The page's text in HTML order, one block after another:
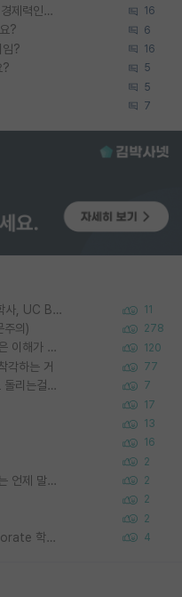
박사진학하기에 2억은 괜찮은 (?) 정도의 경제력인가요 16
? 6
임? 16
? 5
5
7
Korea University 수학, 컴퓨터과학 이학사, UC Berkeley 산업공학 대학원 공학박사가 되는 것은 쉽지 않겠죠? 11
주의) 278
대학원생들 교수에게 가스라이팅 당한 것은 이해가 갑니다. 안타깝네요. 120
각하는 거 77
왜 후배가 못하는걸 교수님은 내 책임으로 돌리는걸까요? 7
17
13
16
2
타대학원 컨텍 준비중인데, 지도교수님께는 언제 말씀드려야 할까요? 2
2
2
우리나라도 학구 열풍보면 Higher Doctorate 학위가 필요하다고 봅니다. 4